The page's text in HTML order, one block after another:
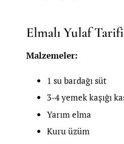
Elmalı Yulaf Tarifi
Malzemeler:
1 su bardağı süt
3-4 yemek kaşığı
Yarım elma
Kuru üzüm